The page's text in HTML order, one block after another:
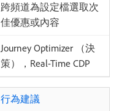
跨頻道為設定檔選取次
佳優惠或內容
Journey Optimizer （決
策），Real-Time CDP
行為建議